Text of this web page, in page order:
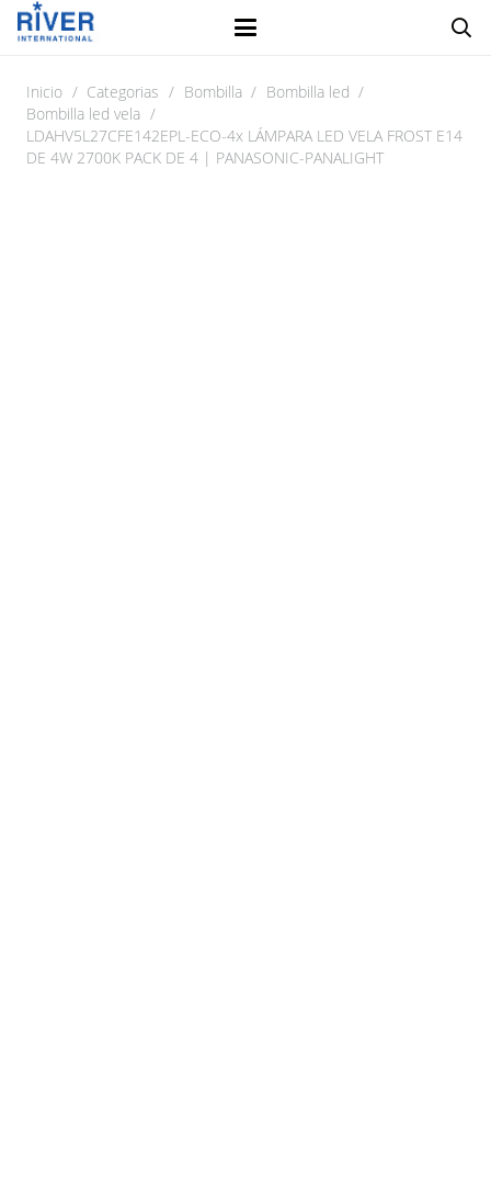
Inicio / Categorias / Bombilla / Bombilla led /
Bombilla led vela /
LDAHV5L27CFE142EPL-ECO-4x LÁMPARA LED VELA FROST E14
DE 4W 2700K PACK DE 4 | PANASONIC-PANALIGHT